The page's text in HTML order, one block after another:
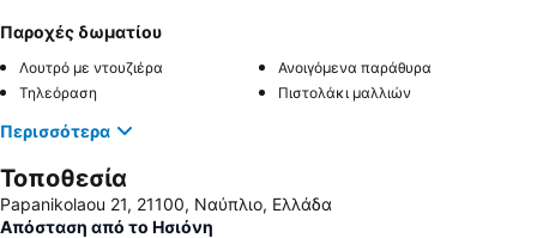
Παροχές δωματίου
Λουτρό με ντουζιέρα
Ανοιγόμενα παράθυρα
Τηλεόραση
Πιστολάκι μαλλιών
Περισσότερα
Τοποθεσία
Papanikolaou 21, 21100, Ναύπλιο, Ελλάδα
Απόσταση από το Ησιόνη